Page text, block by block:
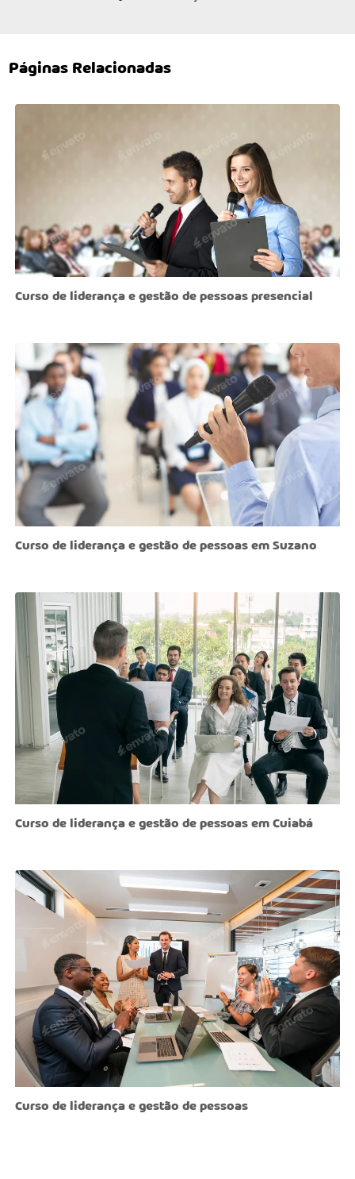
Páginas Relacionadas
Curso de liderança e gestão de pessoas presencial
Curso de liderança e gestão de pessoas em Suzano
Curso de liderança e gestão de pessoas em Cuiabá
Curso de liderança e gestão de pessoas